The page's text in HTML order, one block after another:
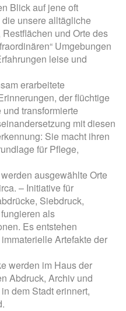
Blick auf jene oft
unsere alltägliche
und Orte des
Umgebungen
leise und
erarbeitete
der flüchtige
transformierte
mit diesen
Sie macht ihren
für Pflege,
ausgewählte Orte
– Initiative für
Siebdruck,
als
Es entstehen
Artefakte der
werden im Haus der
Abdruck, Archiv und
dem Stadt erinnert,